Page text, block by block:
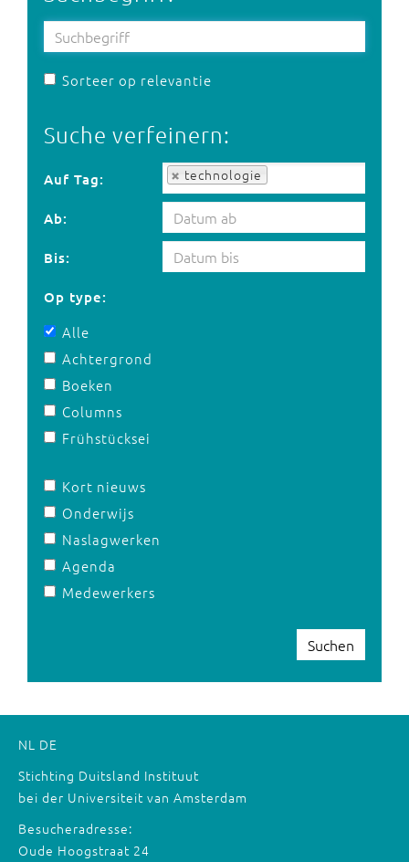
Sorteer op relevantie
Suche verfeinern:
Auf Tag: technologie
Auf Tag:
Ab:
Bis:
Op type:
Alle
Achtergrond
Boeken
Columns
Frühstücksei
Kort nieuws
Onderwijs
Naslagwerken
Agenda
Medewerkers
Suchen
NL DE
Stichting Duitsland Instituut
bei der Universiteit van Amsterdam
Besucheradresse:
Oude Hoogstraat 24